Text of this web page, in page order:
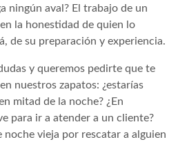
ningún aval? El trabajo de un
la honestidad de quien lo
de su preparación y experiencia.
y queremos pedirte que te
nuestros zapatos: ¿estarías
mitad de la noche? ¿En
para ir a atender a un cliente?
noche vieja por rescatar a alguien